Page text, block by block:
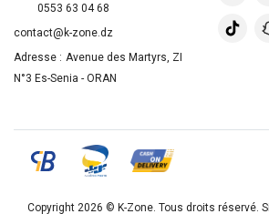
0553 63 04 68
contact@k-zone.dz
Adresse : Avenue des Martyrs, ZI
N°3 Es-Senia - ORAN
Copyright 2026 © K-Zone . Tous droits réservé.